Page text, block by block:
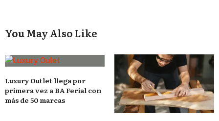
You May Also Like
Luxury Outlet llega por
primera vez a BA Ferial con
más de 50 marcas